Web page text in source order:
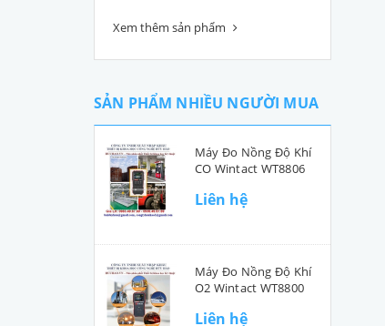
Xem thêm sản phẩm
SẢN PHẨM NHIỀU NGƯỜI MUA
Máy Đo Nồng Độ Khí
CO Wintact WT8806
Liên hệ
Máy Đo Nồng Độ Khí
O2 Wintact WT8800
Liên hệ